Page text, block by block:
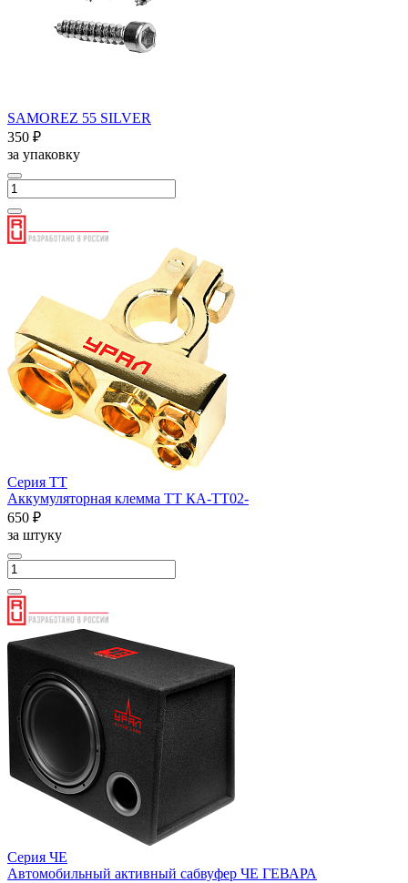
SAMOREZ 55 SILVER
350 ₽
за упаковку
Серия ТТ
Аккумуляторная клемма ТТ КА-ТТ02-
650 ₽
за штуку
Серия ЧЕ
Автомобильный активный сабвуфер ЧЕ ГЕВАРА